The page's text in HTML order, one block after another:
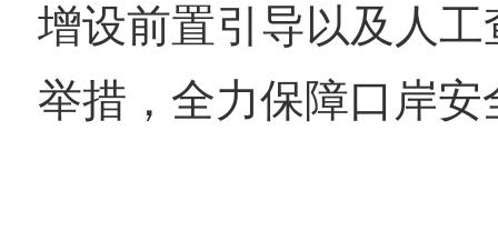
增设前置引导以及人
举措，全力保障口岸